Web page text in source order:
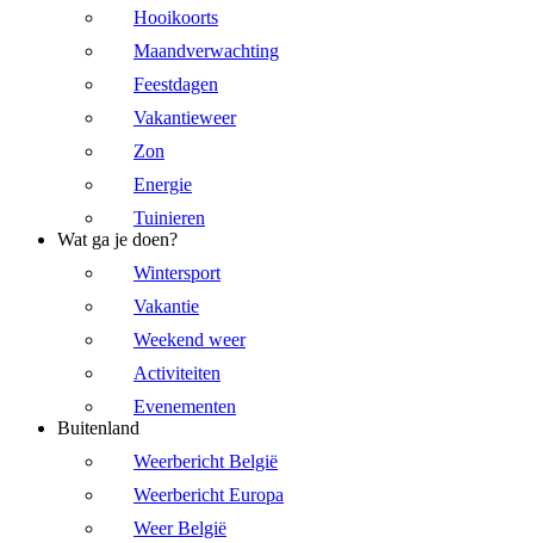
Hooikoorts
Maandverwachting
Feestdagen
Vakantieweer
Zon
Energie
Tuinieren
Wat ga je doen?
Wintersport
Vakantie
Weekend weer
Activiteiten
Evenementen
Buitenland
Weerbericht België
Weerbericht Europa
Weer België